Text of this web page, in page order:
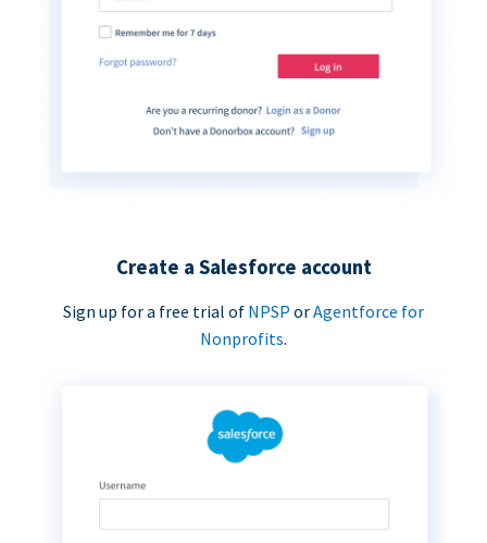
Create a Salesforce account
Sign up for a free trial of NPSP orAgentforce for
Nonprofits.